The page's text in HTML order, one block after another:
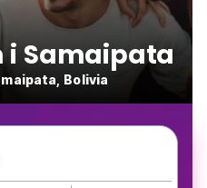
i Samaipata
Bolivia